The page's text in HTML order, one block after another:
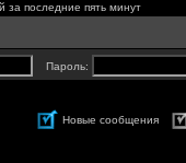
за последние пять минут
Пароль:
Новые сообщения